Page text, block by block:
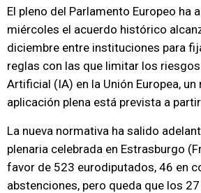
El pleno del Parlamento Europeo ha
miércoles el acuerdo histórico
diciembre entre instituciones para
reglas con las que limitar los
Artificial (IA) en la Unión Europea,
aplicación plena está prevista a
La nueva normativa ha salido
plenaria celebrada en Estrasburgo
favor de 523 eurodiputados, 46 en
abstenciones, pero queda que los